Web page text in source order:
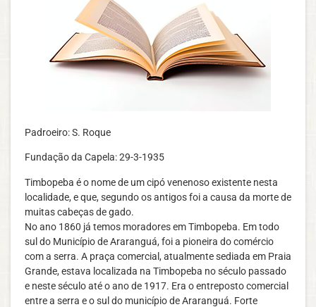
Padroeiro: S. Roque
Fundação da Capela: 29-3-1935
Timbopeba é o nome de um cipó venenoso existente nesta
localidade, e que, segundo os antigos foi a causa da morte de
muitas cabeças de gado.
No ano 1860 já temos moradores em Timbopeba. Em todo
sul do Município de Araranguá, foi a pioneira do comércio
com a serra. A praça comercial, atualmente sediada em Praia
Grande, estava localizada na Timbopeba no século passado
e neste século até o ano de 1917. Era o entreposto comercial
entre a serra e o sul do município de Araranguá. Forte